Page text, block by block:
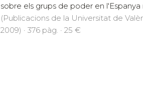
sobre els grups de poder en l'Espanya
(Publicacions de la Universitat de
2009) · 376 pàg. · 25 €